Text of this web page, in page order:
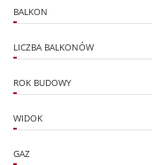
BALKON
LICZBA BALKONÓW
ROK BUDOWY
WIDOK
GAZ